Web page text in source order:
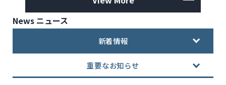
News ニュース
新着情報
重要なお知らせ